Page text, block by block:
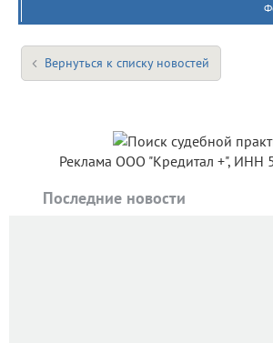
Вернуться к списку новостей
Реклама ООО "Кредитал +", ИНН
Последние новости